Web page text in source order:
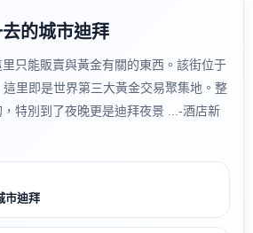
的城市迪拜
只能販賣與黃金有關的東西。該街位于
這里即是世界第三大黃金交易聚集地。整
特別到了夜晚更是迪拜夜景 ...-酒店新
市迪拜